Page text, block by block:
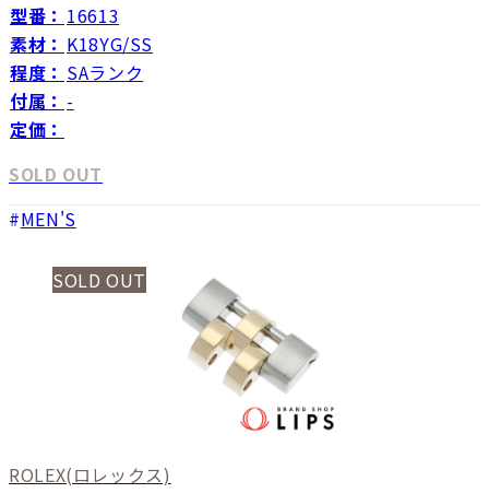
型番： 16613
素材： K18YG/SS
程度： SAランク
付属： -
定価：
SOLD OUT
MEN'S
SOLD OUT
ROLEX(ロレックス)